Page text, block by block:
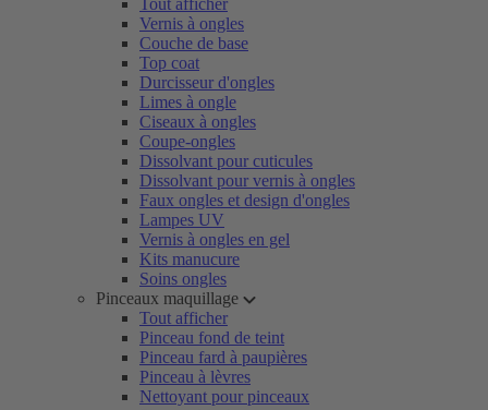
Tout afficher
Vernis à ongles
Couche de base
Top coat
Durcisseur d'ongles
Limes à ongle
Ciseaux à ongles
Coupe-ongles
Dissolvant pour cuticules
Dissolvant pour vernis à ongles
Faux ongles et design d'ongles
Lampes UV
Vernis à ongles en gel
Kits manucure
Soins ongles
Pinceaux maquillage
Tout afficher
Pinceau fond de teint
Pinceau fard à paupières
Pinceau à lèvres
Nettoyant pour pinceaux